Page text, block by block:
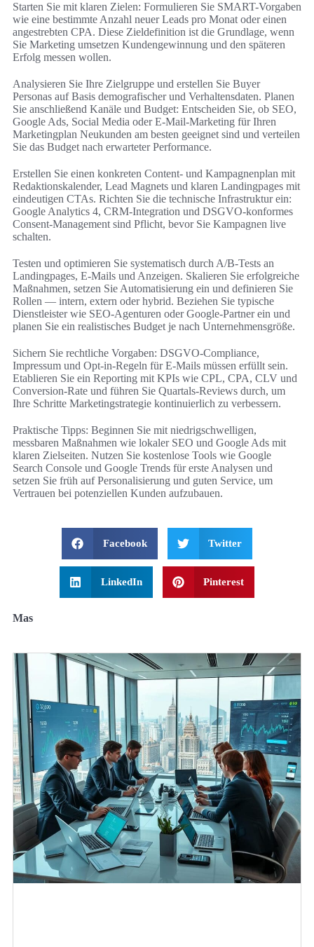
Starten Sie mit klaren Zielen: Formulieren Sie SMART-Vorgaben
wie eine bestimmte Anzahl neuer Leads pro Monat oder einen
angestrebten CPA. Diese Zieldefinition ist die Grundlage, wenn
Sie Marketing umsetzen Kundengewinnung und den späteren
Erfolg messen wollen.
Analysieren Sie Ihre Zielgruppe und erstellen Sie Buyer
Personas auf Basis demografischer und Verhaltensdaten. Planen
Sie anschließend Kanäle und Budget: Entscheiden Sie, ob SEO,
Google Ads, Social Media oder E‑Mail-Marketing für Ihren
Marketingplan Neukunden am besten geeignet sind und verteilen
Sie das Budget nach erwarteter Performance.
Erstellen Sie einen konkreten Content- und Kampagnenplan mit
Redaktionskalender, Lead Magnets und klaren Landingpages mit
eindeutigen CTAs. Richten Sie die technische Infrastruktur ein:
Google Analytics 4, CRM-Integration und DSGVO-konformes
Consent-Management sind Pflicht, bevor Sie Kampagnen live
schalten.
Testen und optimieren Sie systematisch durch A/B-Tests an
Landingpages, E‑Mails und Anzeigen. Skalieren Sie erfolgreiche
Maßnahmen, setzen Sie Automatisierung ein und definieren Sie
Rollen — intern, extern oder hybrid. Beziehen Sie typische
Dienstleister wie SEO-Agenturen oder Google-Partner ein und
planen Sie ein realistisches Budget je nach Unternehmensgröße.
Sichern Sie rechtliche Vorgaben: DSGVO-Compliance,
Impressum und Opt-in-Regeln für E‑Mails müssen erfüllt sein.
Etablieren Sie ein Reporting mit KPIs wie CPL, CPA, CLV und
Conversion-Rate und führen Sie Quartals-Reviews durch, um
Ihre Schritte Marketingstrategie kontinuierlich zu verbessern.
Praktische Tipps: Beginnen Sie mit niedrigschwelligen,
messbaren Maßnahmen wie lokaler SEO und Google Ads mit
klaren Zielseiten. Nutzen Sie kostenlose Tools wie Google
Search Console und Google Trends für erste Analysen und
setzen Sie früh auf Personalisierung und guten Service, um
Vertrauen bei potenziellen Kunden aufzubauen.
Facebook Twitter
LinkedIn Pinterest
Mas